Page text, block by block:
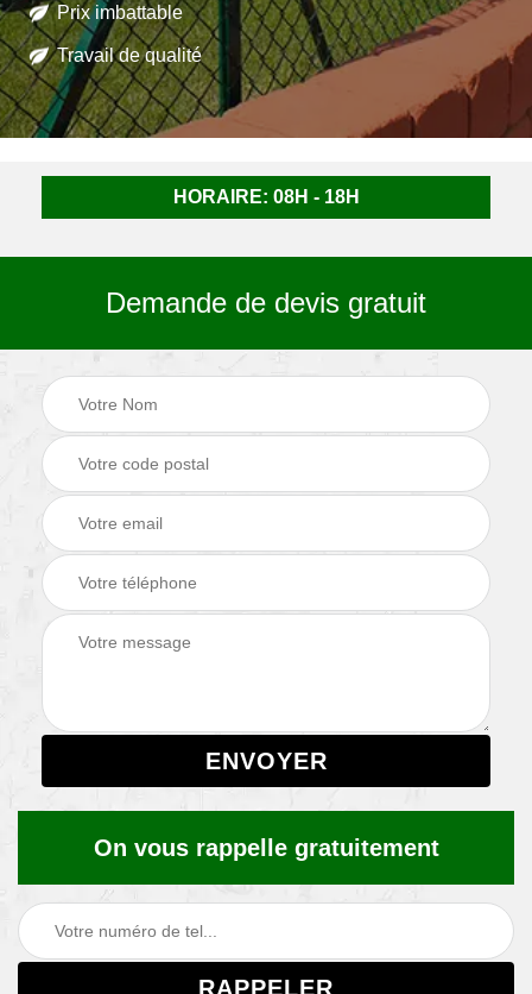
Prix imbattable
Travail de qualité
HORAIRE: 08H - 18H
Demande de devis gratuit
On vous rappelle gratuitement